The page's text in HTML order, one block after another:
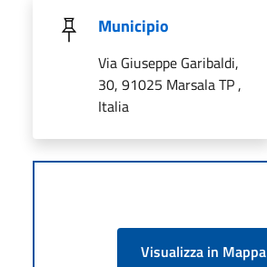
Municipio
Via Giuseppe Garibaldi,
30, 91025 Marsala TP ,
Italia
Visualizza in Mappa